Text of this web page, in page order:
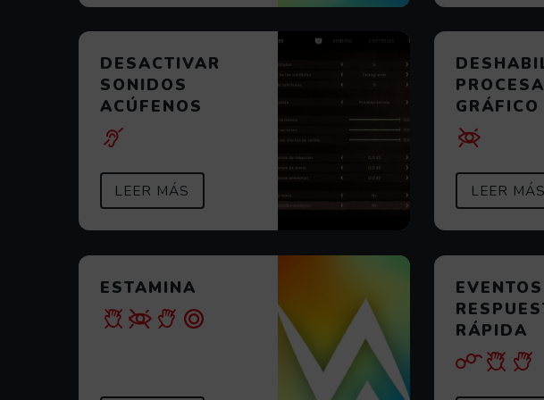
DESACTIVAR
SONIDOS
ACÚFENOS
LEER MÁS SOBRE DESACTIVAR SONIDOS ACÚFENOS
(ABRE EN VENTANA MODAL)
GRÁFICO
LEER MÁS
ESTAMINA
RÁPIDA